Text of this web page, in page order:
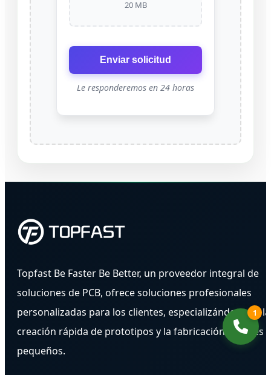
20 MB
Enviar solicitud
Le responderemos en 24 horas
Topfast Be Faster Be Better, un proveedor integral de
soluciones de PCB, ofrece soluciones profesionales
personalizadas para los clientes, especializándose en la
creación rápida de prototipos y la fabricación de lotes
pequeños.
1